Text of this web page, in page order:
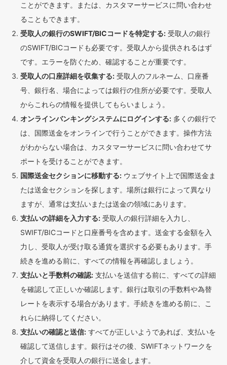
ことができます。または、カスタマーサービスに問い合わせ
ることもできます。
受取人の銀行のSWIFT/BICコードを特定する: 受取人の銀行
のSWIFT/BICコードも必要です。受取人から提供されるはず
です。エラーを防ぐため、確認することが重要です。
受取人の口座詳細を収集する: 受取人のフルネーム、口座番
号、銀行名、場合によっては銀行の住所が必要です。受取人
からこれらの情報を提供してもらいましょう。
オンラインバンキングシステムにログインする: 多くの銀行で
は、国際送金をオンラインで行うことができます。操作方法
がわからない場合は、カスタマーサービスに問い合わせてサ
ポートを受けることができます。
国際送金セクションに移動する: ウェブサイト上で国際送金ま
たは送金セクションを探します。場所は銀行によって異なり
ますが、通常は支払いまたは送金の領域にあります。
支払いの詳細を入力する: 受取人の銀行詳細を入力し、
SWIFT/BICコードと口座番号を含めます。送金する金額を入
力し、受取人が受け取る通貨を選択する必要もあります。手
続きを進める前に、すべての情報を再確認しましょう。
支払いと手数料の確認: 支払いを送信する前に、すべての詳細
を確認して正しいか確認します。銀行は取引の手数料や為替
レートを表示する場合があります。手続きを進める前に、こ
れらに納得してください。
支払いの確認と送信: すべてが正しいようであれば、支払いを
確認して送信します。銀行はその後、SWIFTネットワークを
介して資金を受取人の銀行に送金します。